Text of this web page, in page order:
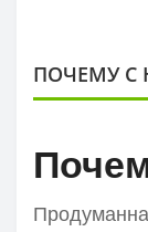
ПОЧЕМУ С